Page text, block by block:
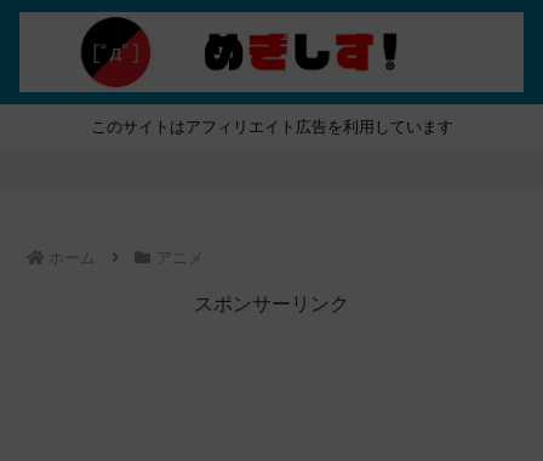
このサイトはアフィリエイト広告を利用しています
ホーム アニメ
スポンサーリンク